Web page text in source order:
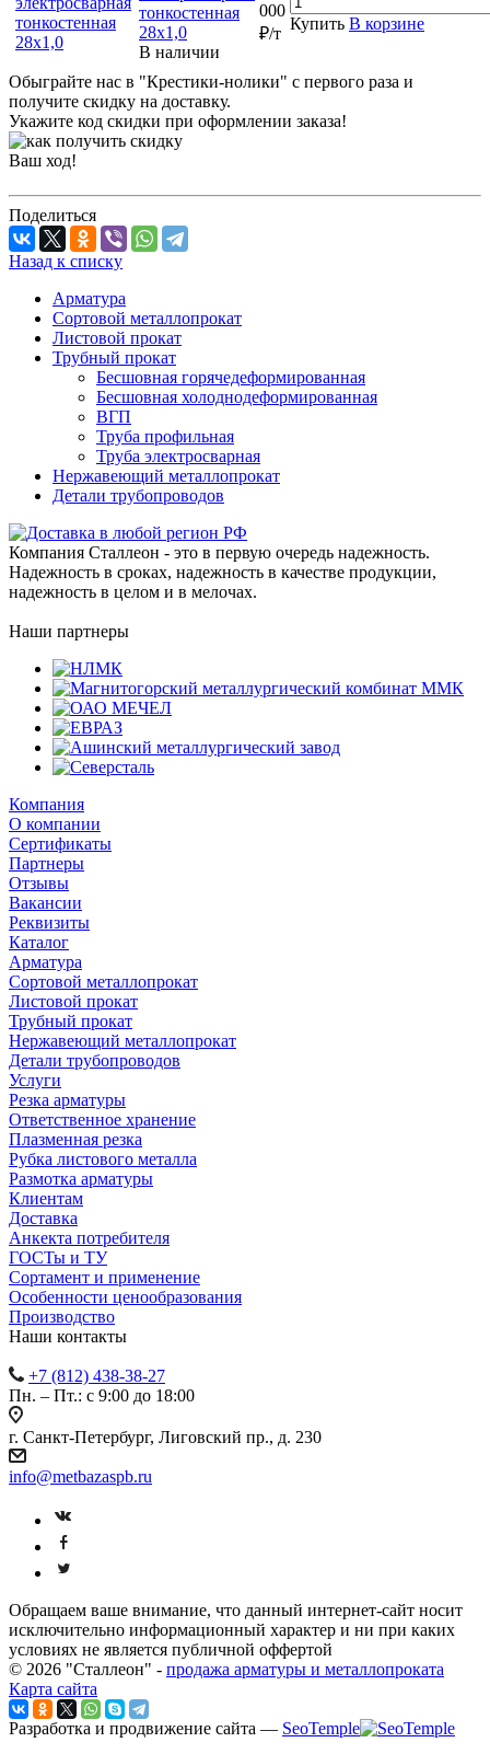
тонкостенная
28х1,0
В наличии
000
₽/т
Купить В корзине
Обыграйте нас в "Крестики-нолики" с первого раза и
получите скидку на доставку.
Укажите код скидки при оформлении заказа!
Ваш ход!
Поделиться
Назад к списку
Арматура
Сортовой металлопрокат
Листовой прокат
Трубный прокат
Бесшовная горячедеформированная
Бесшовная холоднодеформированная
ВГП
Труба профильная
Труба электросварная
Нержавеющий металлопрокат
Детали трубопроводов
Компания Сталлеон - это в первую очередь надежность.
Надежность в сроках, надежность в качестве продукции,
надежность в целом и в мелочах.
Наши партнеры
Компания
О компании
Сертификаты
Партнеры
Отзывы
Вакансии
Реквизиты
Каталог
Арматура
Сортовой металлопрокат
Листовой прокат
Трубный прокат
Нержавеющий металлопрокат
Детали трубопроводов
Услуги
Резка арматуры
Ответственное хранение
Плазменная резка
Рубка листового металла
Размотка арматуры
Клиентам
Доставка
Анкекта потребителя
ГОСТы и ТУ
Сортамент и применение
Особенности ценообразования
Производство
Наши контакты
+7 (812) 438-38-27
Пн. – Пт.: с 9:00 до 18:00
г. Санкт-Петербург, Лиговский пр., д. 230
info@metbazaspb.ru
Обращаем ваше внимание, что данный интернет-сайт носит
исключительно информационный характер и ни при каких
условиях не является публичной оффертой
© 2026 "Сталлеон" - продажа арматуры и металлопроката
Карта сайта
Разработка и продвижение сайта — SeoTemple